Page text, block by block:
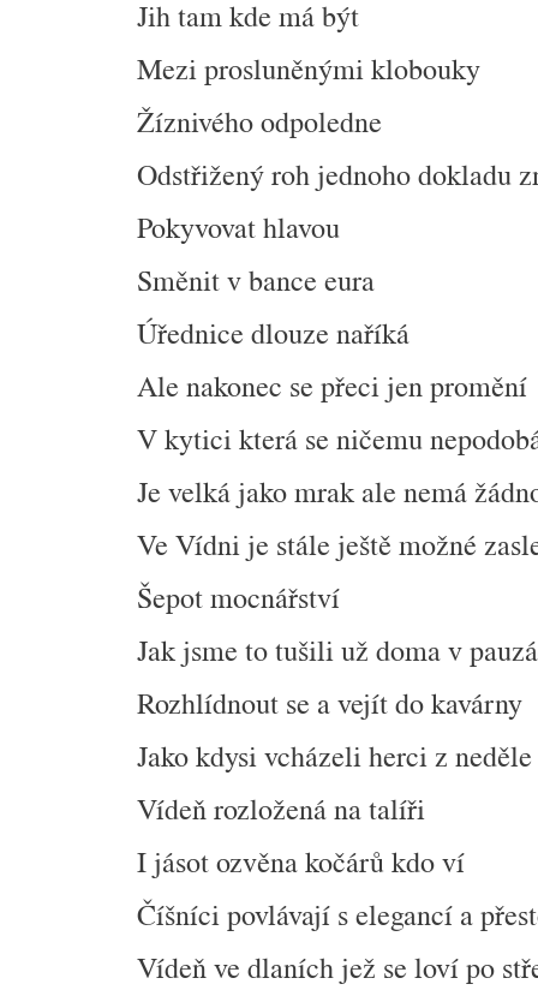
Jih tam kde má být
Mezi prosluněnými klobouky
Žíznivého odpoledne
Odstřižený roh jednoho dokladu
Pokyvovat hlavou
Směnit v bance eura
Úřednice dlouze naříká
Ale nakonec se přeci jen promění
V kytici která se ničemu
Je velká jako mrak ale nemá
Ve Vídni je stále ještě možné
Šepot mocnářství
Jak jsme to tušili už doma v
Rozhlídnout se a vejít do kavárny
Jako kdysi vcházeli herci z
Vídeň rozložená na talíři
I jásot ozvěna kočárů kdo ví
Číšníci povlávají s elegancí a
Vídeň ve dlaních jež se loví po